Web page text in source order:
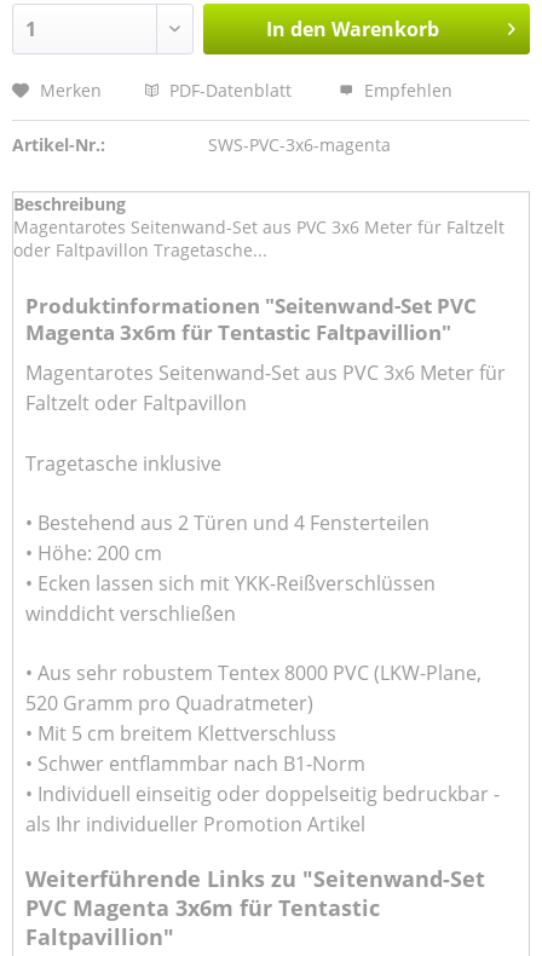
In den Warenkorb
Merken PDF-Datenblatt Empfehlen
Artikel-Nr.: SWS-PVC-3x6-magenta
Beschreibung
Magentarotes Seitenwand-Set aus PVC 3x6 Meter für Faltzelt
oder Faltpavillon Tragetasche...
Produktinformationen "Seitenwand-Set PVC
Magenta 3x6m für Tentastic Faltpavillion"
Magentarotes Seitenwand-Set aus PVC 3x6 Meter für
Faltzelt oder Faltpavillon
Tragetasche inklusive
• Bestehend aus 2 Türen und 4 Fensterteilen
• Höhe: 200 cm
• Ecken lassen sich mit YKK-Reißverschlüssen
winddicht verschließen
• Aus sehr robustem Tentex 8000 PVC (LKW-Plane,
520 Gramm pro Quadratmeter)
• Mit 5 cm breitem Klettverschluss
• Schwer entflammbar nach B1-Norm
• Individuell einseitig oder doppelseitig bedruckbar -
als Ihr individueller Promotion Artikel
Weiterführende Links zu "Seitenwand-Set
PVC Magenta 3x6m für Tentastic
Faltpavillion"